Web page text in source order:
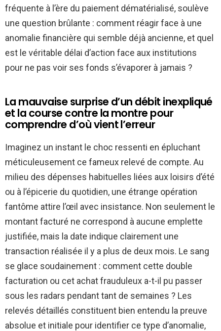
fréquente à l’ère du paiement dématérialisé, soulève
une question brûlante : comment réagir face à une
anomalie financière qui semble déjà ancienne, et quel
est le véritable délai d’action face aux institutions
pour ne pas voir ses fonds s’évaporer à jamais ?
La mauvaise surprise d’un débit inexpliqué
et la course contre la montre pour
comprendre d’où vient l’erreur
Imaginez un instant le choc ressenti en épluchant
méticuleusement ce fameux relevé de compte. Au
milieu des dépenses habituelles liées aux loisirs d’été
ou à l’épicerie du quotidien, une étrange opération
fantôme attire l’œil avec insistance. Non seulement le
montant facturé ne correspond à aucune emplette
justifiée, mais la date indique clairement une
transaction réalisée il y a plus de deux mois. Le sang
se glace soudainement : comment cette double
facturation ou cet achat frauduleux a-t-il pu passer
sous les radars pendant tant de semaines ? Les
relevés détaillés constituent bien entendu la preuve
absolue et initiale pour identifier ce type d’anomalie,